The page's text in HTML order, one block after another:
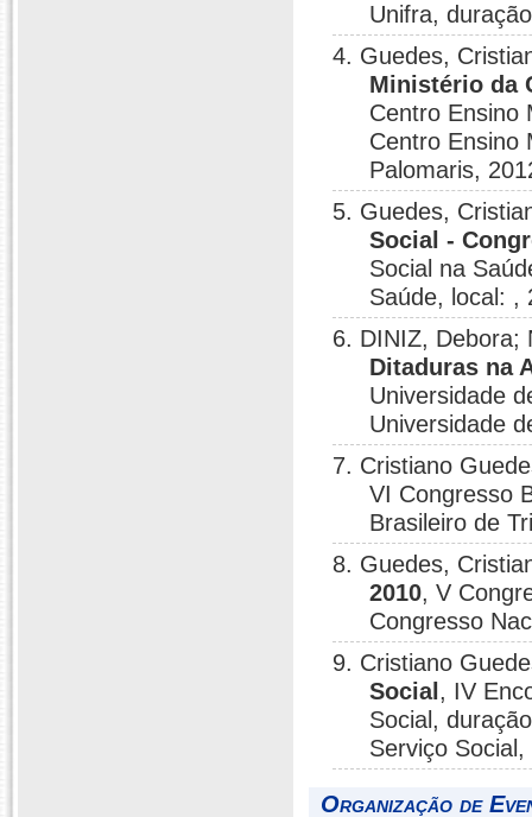
Unifra,
4. Guedes,
Ministério da
Centro Ensino
Centro Ensino
Palomaris,
5. Guedes,
Social -
Social na
Saúde, local: ,
6. DINIZ, Debora;
Ditaduras na
Universidade
Universidade
7. Cristiano
VI Congresso
Brasileiro de
8. Guedes,
2010, V
Congresso
9. Cristiano
Social , IV
Social,
Serviço
Organização de